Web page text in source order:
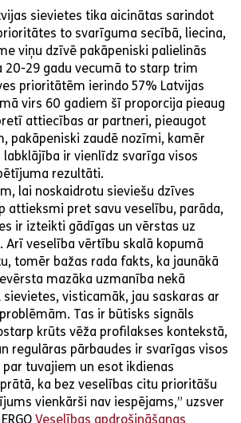
sievietes tika aicinātas sarindot
to svarīguma secībā, liecina,
viņu dzīvē pakāpeniski palielinās
20-29 gadu vecumā to starp trim
prioritātēm ierindo 57% Latvijas
virs 60 gadiem šī proporcija pieaug
attiecības ar partneri, pieaugot
pakāpeniski zaudē nozīmi, kamēr
labklājība ir vienlīdz svarīga visos
rezultāti.
lai noskaidrotu sieviešu dzīves
attieksmi pret savu veselību, parāda,
ir izteikti gādīgas un vērstas uz
Arī veselība vērtību skalā kopumā
tomēr bažas rada fakts, ka jaunākā
mazāka uzmanība nekā
sievietes, visticamāk, jau saskaras ar
Tas ir būtisks signāls
krūts vēža profilakses kontekstā,
regulāras pārbaudes ir svarīgas visos
tuvajiem un esot ikdienas
ka bez veselības citu prioritāšu
vienkārši nav iespējams,” uzsver
Veselības apdrošināšanas